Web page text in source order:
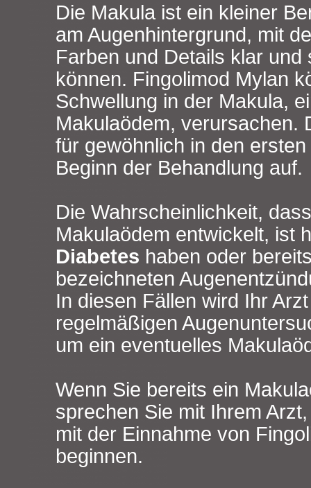
Die Makula ist ein kleiner
am Augenhintergrund, mit
Farben und Details klar und
können. Fingolimod Mylan
Schwellung in der Makula,
Makulaödem, verursachen.
für gewöhnlich in den
Beginn der Behandlung auf.
Die Wahrscheinlichkeit,
Makulaödem entwickelt, ist
Diabetes haben oder
bezeichneten
In diesen Fällen wird Ihr
regelmäßigen
um ein eventuelles
Wenn Sie bereits ein
sprechen Sie mit Ihrem
mit der Einnahme von
beginnen.